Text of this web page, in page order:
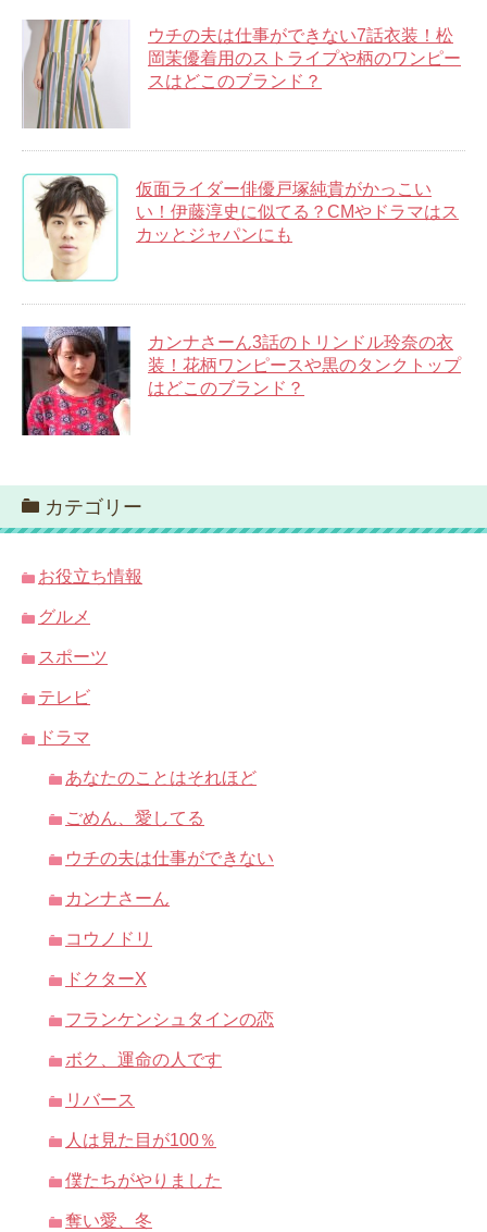
ウチの夫は仕事ができない7話衣装！松
岡茉優着用のストライプや柄のワンピー
スはどこのブランド？
仮面ライダー俳優戸塚純貴がかっこい
い！伊藤淳史に似てる？CMやドラマはス
カッとジャパンにも
カンナさーん3話のトリンドル玲奈の衣
装！花柄ワンピースや黒のタンクトップ
はどこのブランド？
カテゴリー
お役立ち情報
グルメ
スポーツ
テレビ
ドラマ
あなたのことはそれほど
ごめん、愛してる
ウチの夫は仕事ができない
カンナさーん
コウノドリ
ドクターX
フランケンシュタインの恋
ボク、運命の人です
リバース
人は見た目が100％
僕たちがやりました
奪い愛、冬